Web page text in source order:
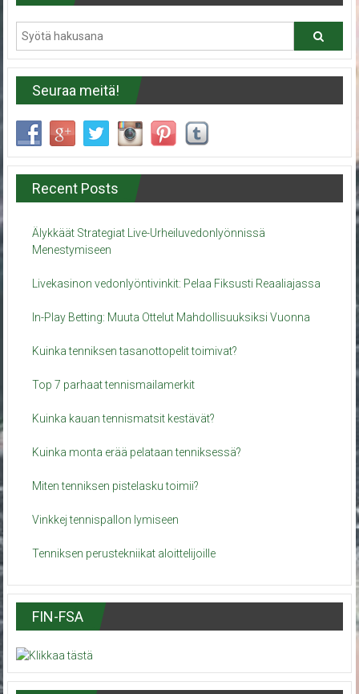
Seuraa meitä!
Recent Posts
Älykkäät Strategiat Live-Urheiluvedonlyönnissä
Menestymiseen
Livekasinon vedonlyöntivinkit: Pelaa Fiksusti Reaaliajassa
In-Play Betting: Muuta Ottelut Mahdollisuuksiksi Vuonna
Kuinka tenniksen tasanottopelit toimivat?
Top 7 parhaat tennismailamerkit
Kuinka kauan tennismatsit kestävät?
Kuinka monta erää pelataan tenniksessä?
Miten tenniksen pistelasku toimii?
Vinkkej tennispallon lymiseen
Tenniksen perustekniikat aloittelijoille
FIN-FSA